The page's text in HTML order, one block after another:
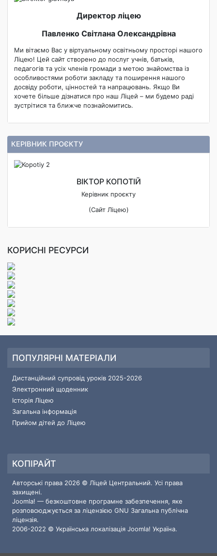
Директор ліцею
Павленко Світлана Олександрівна
Ми вітаємо Вас у віртуальному освітньому просторі нашого
Ліцею! Цей сайт створено до послуг учнів, батьків,
педагогів та усіх членів громади з метою знайомства із
особливостями роботи закладу та поширення нашого
досвіду роботи, цінностей та напрацювань. Якщо Ви
хочете більше дізнатися про наш Ліцей – ми будемо раді
зустрітися та ближче познайомитись.
КЕРІВНИК ПРОЄКТУ
ВІКТОР КОПОТІЙ
Керівник проєкту
(Сайт Ліцею)
КОРИСНІ РЕСУРСИ
ПОПУЛЯРНІ МАТЕРІАЛИ
Дистанційний супровід уроків 2025-2026
Электронний щоденник
Історія Ліцею
Загальна інформація
Прийом дітей до Ліцею
КОПІРАЙТ
Авторські права 2026 © Ліцей Центральний. Усі права
захищені.
Joomla! — безкоштовне програмне забезпечення, яке
розповсюджується за ліцензією GNU Загальна публічна
ліцензія.
2006-2022 © Українська локалізація Joomla! Україна.